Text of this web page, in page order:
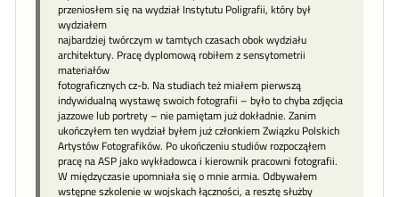
przeniosłem się na wydział Instytutu Poligrafii, który był
wydziałem
najbardziej twórczym w tamtych czasach obok wydziału
architektury. Pracę dyplomową robiłem z sensytometrii
materiałów
fotograficznych cz-b. Na studiach też miałem pierwszą
indywidualną wystawę swoich fotografii – było to chyba zdjęcia
jazzowe lub portrety – nie pamiętam już dokładnie. Zanim
ukończyłem ten wydział byłem już członkiem Związku Polskich
Artystów Fotografików. Po ukończeniu studiów rozpocząłem
pracę na ASP jako wykładowca i kierownik pracowni fotografii.
W międzyczasie upomniała się o mnie armia. Odbywałem
wstępne szkolenie w wojskach łączności, a resztę służby